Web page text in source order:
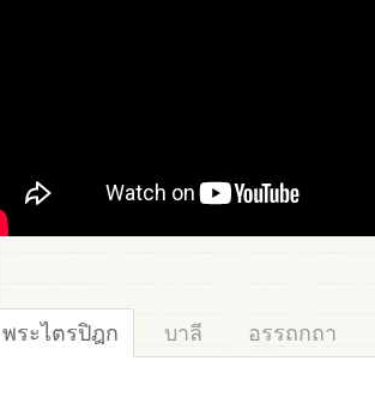
พระไตรปิฎก บาลี อรรถกถา